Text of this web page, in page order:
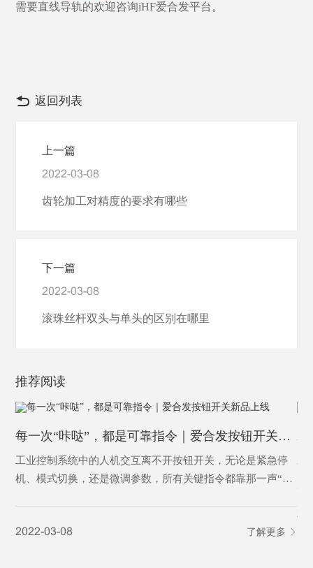
需要直线导轨的欢迎咨询iHF爱合发平台。
返回列表
上一篇
2022-03-08
齿轮加工对精度的要求有哪些
下一篇
2022-03-08
滚珠丝杆双头与单头的区别在哪里
推荐阅读
每一次“咔哒”，都是可靠指令｜爱合发按钮开关新品上线
工业控制系统中的人机交互离不开按钮开关，无论是紧急停
机、模式切换，还是微调参数，所有关键指令都靠那一声“咔
2022-03-08 了解更多